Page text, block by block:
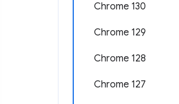
Chrome 130
Chrome 129
Chrome 128
Chrome 127